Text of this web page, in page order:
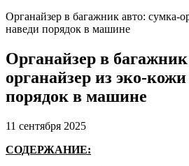
Органайзер в багажник авто: сумка-
наведи порядок в машине
Органайзер в
органайзер из эко-
порядок в машине
11 сентября 2025
СОДЕРЖАНИЕ: